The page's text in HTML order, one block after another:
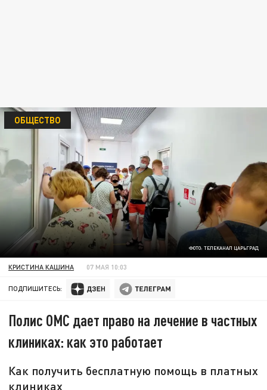
ФОТО: ТЕЛЕКАНАЛ ЦАРЬГРАД
ОБЩЕСТВО
КРИСТИНА КАШИНА 07 МАЯ 10:03
ПОДПИШИТЕСЬ:
Полис ОМС дает право на лечение в частных
клиниках: как это работает
Как получить бесплатную помощь в платных
клиниках